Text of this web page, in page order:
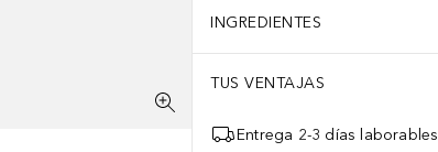
INGREDIENTES
TUS VENTAJAS
Entrega 2-3 días laborables